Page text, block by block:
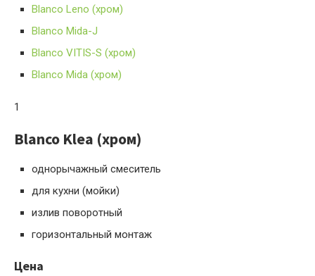
Blanco Leno (хром)
Blanco Mida-J
Blanco VITIS-S (хром)
Blanco Mida (хром)
1
Blanco Klea (хром)
однорычажный смеситель
для кухни (мойки)
излив поворотный
горизонтальный монтаж
Цена